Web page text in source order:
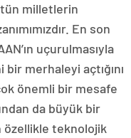
milletlerin
En son
uçurulmasıyla
merhaleyi açtığını
önemli bir mesafe
da büyük bir
özellikle teknolojik